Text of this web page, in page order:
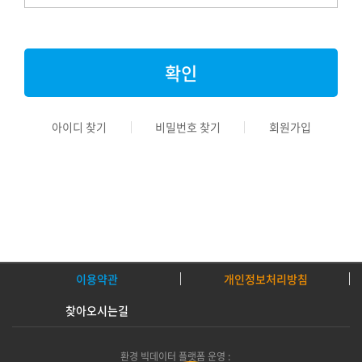
아이디 찾기 비밀번호 찾기 회원가입
이용약관
개인정보처리방침
찾아오시는길
환경 빅데이터 플랫폼 운영 :